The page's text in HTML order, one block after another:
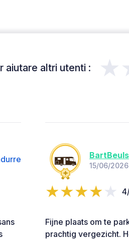
aiutare altri utenti :
BartBeuls
15/06/2026
Fijne plaats om te
prachtig vergezicht.